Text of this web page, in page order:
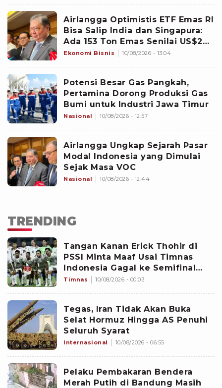
Airlangga Optimistis ETF Emas RI
Bisa Salip India dan Singapura:
Ada 153 Ton Emas Senilai US$20
Miliar
Ekonomi Bisnis 10/08/2026 - 13:04
Potensi Besar Gas Pangkah,
Pertamina Dorong Produksi Gas
Bumi untuk Industri Jawa Timur
Nasional 10/08/2026 - 12:57
Airlangga Ungkap Sejarah Pasar
Modal Indonesia yang Dimulai
Sejak Masa VOC
Nasional 10/08/2026 - 12:44
TRENDING
Tangan Kanan Erick Thohir di
PSSI Minta Maaf Usai Timnas
Indonesia Gagal ke Semifinal
Piala AFF 2026: Jangan Hujat
Timnas 10/08/2026 - 00:03
Tegas, Iran Tidak Akan Buka
Selat Hormuz Hingga AS Penuhi
Seluruh Syarat
Internasional 10/08/2026 - 06:55
Pelaku Pembakaran Bendera
Merah Putih di Bandung Masih